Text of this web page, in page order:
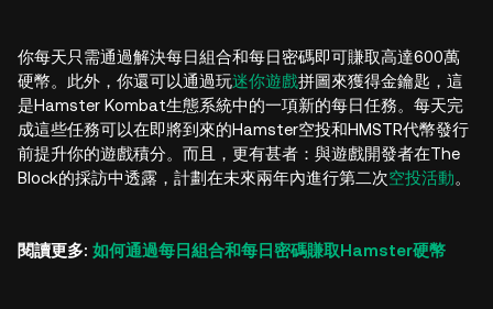
你每天只需通過解決每日組合和每日密碼即可賺取高達600萬
硬幣。此外，你還可以通過玩迷你遊戲拼圖來獲得金鑰匙，這
是Hamster Kombat生態系統中的一項新的每日任務。每天完
成這些任務可以在即將到來的Hamster空投和HMSTR代幣發行
前提升你的遊戲積分。而且，更有甚者：與遊戲開發者在The
Block的採訪中透露，計劃在未來兩年內進行第二次空投活動。
閱讀更多: 如何通過每日組合和每日密碼賺取Hamster硬幣